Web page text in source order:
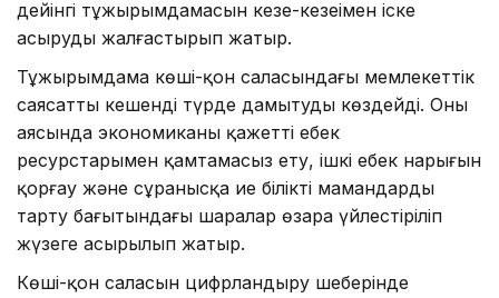
дейінгі тұжырымдамасын кезең-кезеңімен іске
асыруды жалғастырып жатыр.
Тұжырымдама көші-қон саласындағы мемлекеттік
саясатты кешенді түрде дамытуды көздейді. Оның
аясында экономиканы қажетті еңбек
ресурстарымен қамтамасыз ету, ішкі еңбек нарығын
қорғау және сұранысқа ие білікті мамандарды
тарту бағытындағы шаралар өзара үйлестіріліп
жүзеге асырылып жатыр.
Көші-қон саласын цифрландыру шеңберінде